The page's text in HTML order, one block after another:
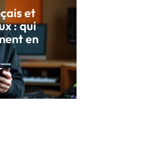
et
: qui
en